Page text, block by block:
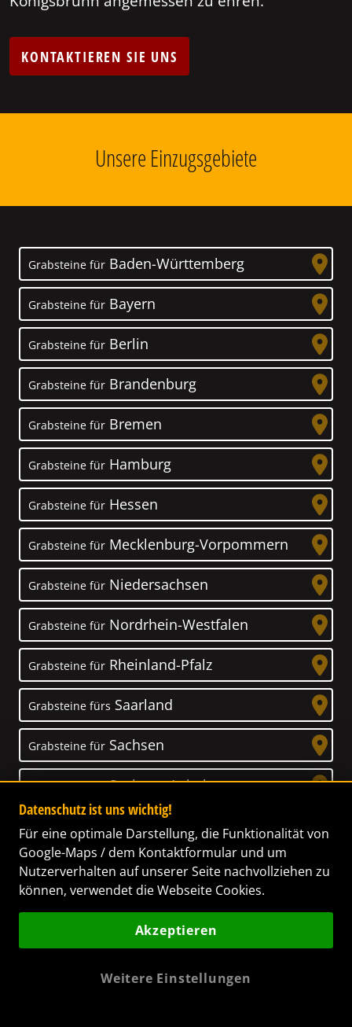
KONTAKTIEREN SIE UNS
Unsere Einzugsgebiete
Grabsteine für Baden-Württemberg
Grabsteine für Bayern
Grabsteine für Berlin
Grabsteine für Brandenburg
Grabsteine für Bremen
Grabsteine für Hamburg
Grabsteine für Hessen
Grabsteine für Mecklenburg-Vorpommern
Grabsteine für Niedersachsen
Grabsteine für Nordrhein-Westfalen
Grabsteine für Rheinland-Pfalz
Grabsteine fürs Saarland
Grabsteine für Sachsen
Grabsteine fürSachsen-Anhalt
Grabsteine für Schleswig-Holstein
Grabsteine fürThüringen
Unser Anspruch
Datenschutz ist uns wichtig!
Für eine optimale Darstellung, die Funktionalität von
Google-Maps / dem Kontaktformular und um
Nutzerverhalten auf unserer Seite nachvollziehen zu
können, verwendet die Webseite Cookies.
Akzeptieren
Weitere Einstellungen